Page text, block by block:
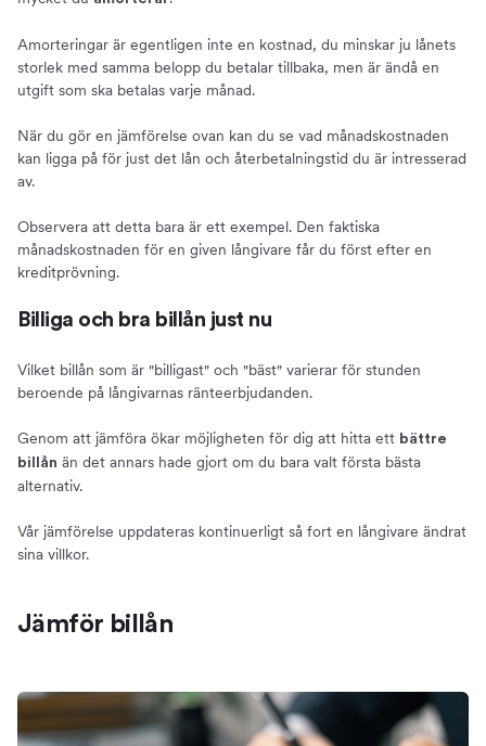
Amorteringar är egentligen inte en kostnad, du minskar ju lånets
storlek med samma belopp du betalar tillbaka, men är ändå en
utgift som ska betalas varje månad.
När du gör en jämförelse ovan kan du se vad månadskostnaden
kan ligga på för just det lån och återbetalningstid du är intresserad
av.
Observera att detta bara är ett exempel. Den faktiska
månadskostnaden för en given långivare får du först efter en
kreditprövning.
Billiga och bra billån just nu
Vilket billån som är "billigast" och "bäst" varierar för stunden
beroende på långivarnas ränteerbjudanden.
Genom att jämföra ökar möjligheten för dig att hitta ett bättre
billån än det annars hade gjort om du bara valt första bästa
alternativ.
Vår jämförelse uppdateras kontinuerligt så fort en långivare ändrat
sina villkor.
Jämför billån